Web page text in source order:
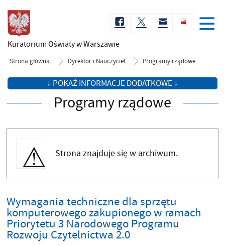
Kuratorium Oświatyw Warszawie
Strona główna Dyrektor i Nauczyciel Programy rządowe
↓ POKAŻ INFORMACJE DODATKOWE ↓
Programy rządowe
Strona znajduje się w archiwum.
Wymagania techniczne dla sprzętu
komputerowego zakupionego w ramach
Priorytetu 3 Narodowego Programu
Rozwoju Czytelnictwa 2.0